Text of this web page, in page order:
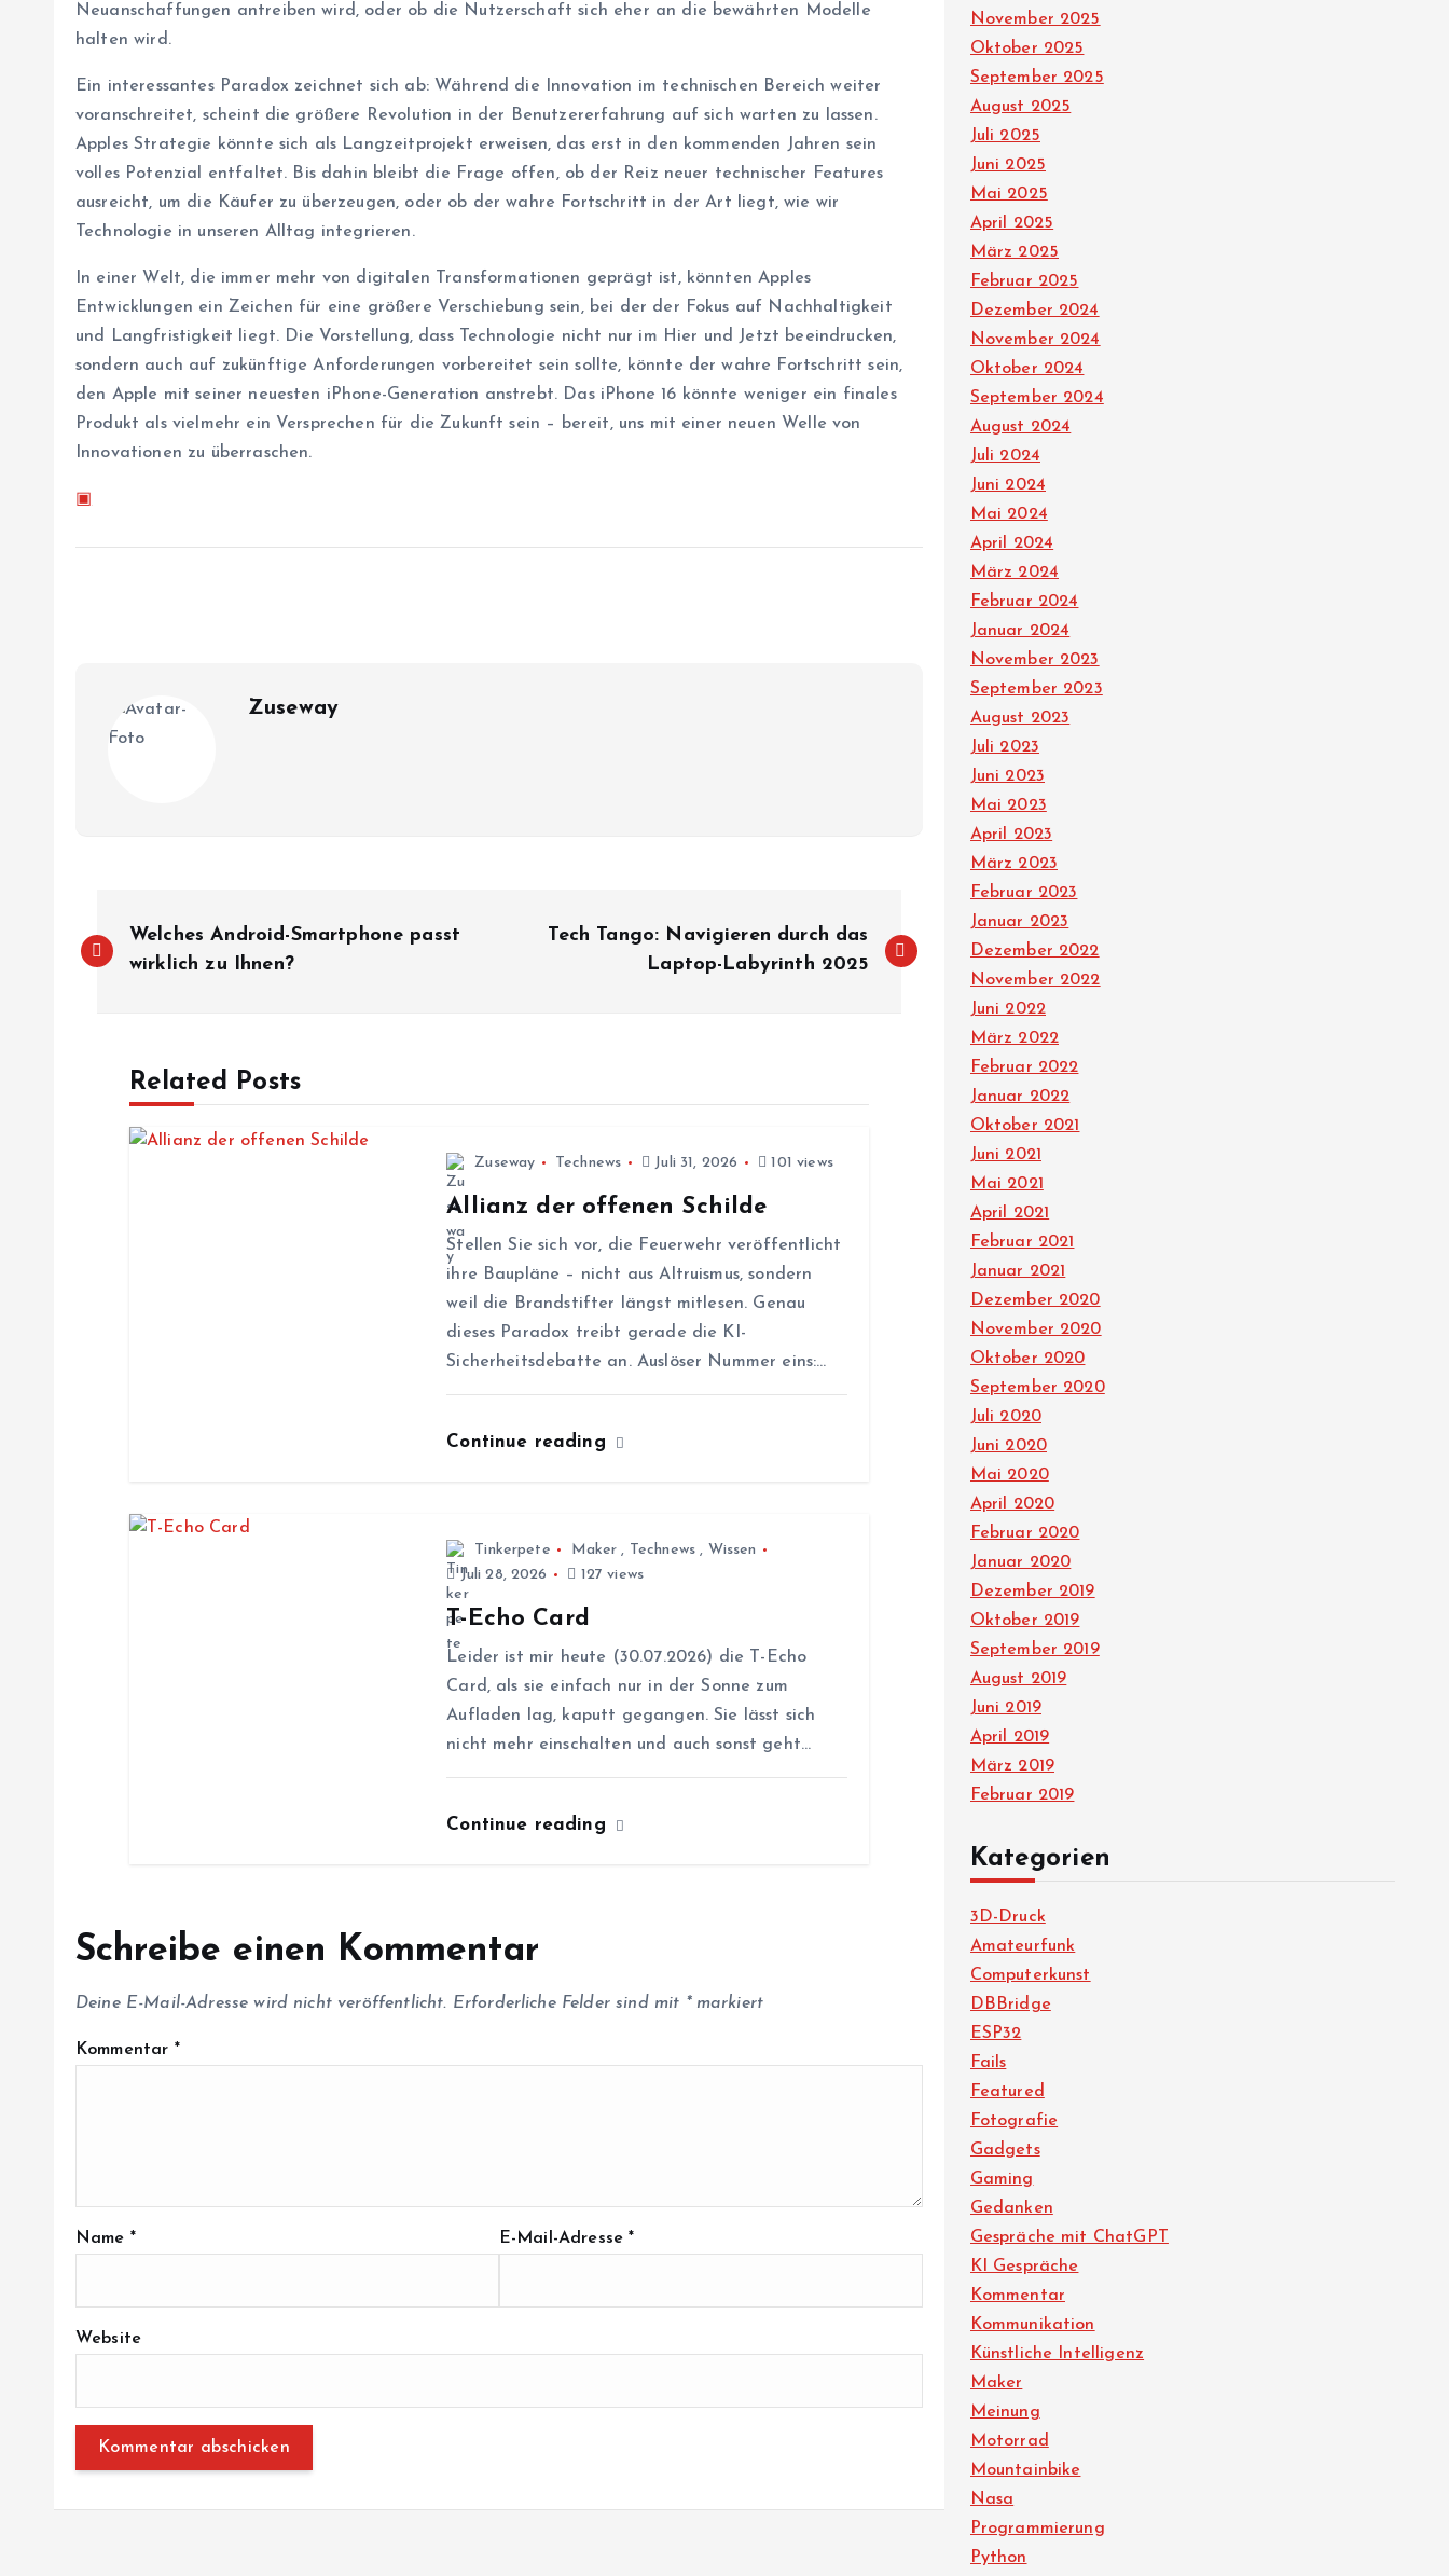
Neuanschaffungen antreiben wird, oder ob die Nutzerschaft sich eher an die bewährten Modelle
halten wird.
Ein interessantes Paradox zeichnet sich ab: Während die Innovation im technischen Bereich weiter
voranschreitet, scheint die größere Revolution in der Benutzererfahrung auf sich warten zu lassen.
Apples Strategie könnte sich als Langzeitprojekt erweisen, das erst in den kommenden Jahren sein
volles Potenzial entfaltet. Bis dahin bleibt die Frage offen, ob der Reiz neuer technischer Features
ausreicht, um die Käufer zu überzeugen, oder ob der wahre Fortschritt in der Art liegt, wie wir
Technologie in unseren Alltag integrieren.
In einer Welt, die immer mehr von digitalen Transformationen geprägt ist, könnten Apples
Entwicklungen ein Zeichen für eine größere Verschiebung sein, bei der der Fokus auf Nachhaltigkeit
und Langfristigkeit liegt. Die Vorstellung, dass Technologie nicht nur im Hier und Jetzt beeindrucken,
sondern auch auf zukünftige Anforderungen vorbereitet sein sollte, könnte der wahre Fortschritt sein,
den Apple mit seiner neuesten iPhone-Generation anstrebt. Das iPhone 16 könnte weniger ein finales
Produkt als vielmehr ein Versprechen für die Zukunft sein – bereit, uns mit einer neuen Welle von
Innovationen zu überraschen.
▣
Zuseway
e
n
Welches Android-Smartphone passt
wirklich zu Ihnen?
Tech Tango: Navigieren durch das
Laptop-Labyrinth 2025
Related Posts
Zuseway Technews Juli 31, 2026 101 views
Allianz der offenen Schilde
Stellen Sie sich vor, die Feuerwehr veröffentlicht
ihre Baupläne – nicht aus Altruismus, sondern
weil die Brandstifter längst mitlesen. Genau
dieses Paradox treibt gerade die KI-
Sicherheitsdebatte an. Auslöser Nummer eins:…
Continue reading
Tinkerpete Maker , Technews , Wissen
Juli 28, 2026
127 views
T-Echo Card
Leider ist mir heute (30.07.2026) die T-Echo
Card, als sie einfach nur in der Sonne zum
Aufladen lag, kaputt gegangen. Sie lässt sich
nicht mehr einschalten und auch sonst geht…
Continue reading
Schreibe einen Kommentar
Deine E-Mail-Adresse wird nicht veröffentlicht. Erforderliche Felder sind mit *markiert
Kommentar *
Name * E-Mail-Adresse*
Website
November 2025
Oktober 2025
September 2025
August 2025
Juli 2025
Juni 2025
Mai 2025
April 2025
März 2025
Februar 2025
Dezember 2024
November 2024
Oktober 2024
September 2024
August 2024
Juli 2024
Juni 2024
Mai 2024
April 2024
März 2024
Februar 2024
Januar 2024
November 2023
September 2023
August 2023
Juli 2023
Juni 2023
Mai 2023
April 2023
März 2023
Februar 2023
Januar 2023
Dezember 2022
November 2022
Juni 2022
März 2022
Februar 2022
Januar 2022
Oktober 2021
Juni 2021
Mai 2021
April 2021
Februar 2021
Januar 2021
Dezember 2020
November 2020
Oktober 2020
September 2020
Juli 2020
Juni 2020
Mai 2020
April 2020
Februar 2020
Januar 2020
Dezember 2019
Oktober 2019
September 2019
August 2019
Juni 2019
April 2019
März 2019
Februar 2019
Kategorien
3D-Druck
Amateurfunk
Computerkunst
DBBridge
ESP32
Fails
Featured
Fotografie
Gadgets
Gaming
Gedanken
Gespräche mit ChatGPT
KI Gespräche
Kommentar
Kommunikation
Künstliche Intelligenz
Maker
Meinung
Motorrad
Mountainbike
Nasa
Programmierung
Python